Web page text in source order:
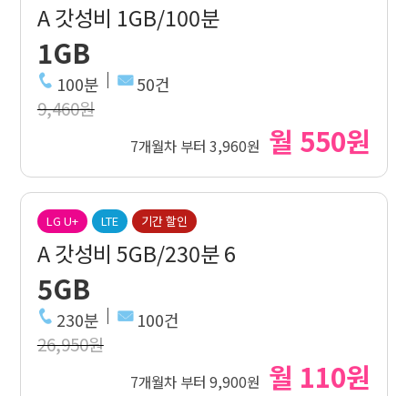
A 갓성비 1GB/100분
1GB
100분 50건
9,460원
7개월차 부터 3,960원 월 550원
LG U+ LTE 기간 할인
A 갓성비 5GB/230분 6
5GB
230분 100건
26,950원
7개월차 부터 9,900원 월 110원